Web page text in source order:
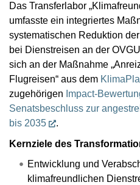
Das Transferlabor
umfasste ein integriertes
systematischen Reduktion
bei Dienstreisen an der
sich an der Maßnahme
Flugreisen“ aus dem
zugehörigen Impact-
Senatsbeschluss zur
bis 2035
.
Kernziele des
Entwicklung und
klimafreundlichen